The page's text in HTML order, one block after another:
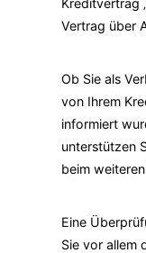
Vertrag über
Ob Sie als
von Ihrem
informiert
unterstützen
beim
Eine
Sie vor allem